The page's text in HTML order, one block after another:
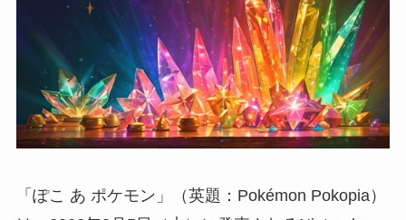
「ぽこ あ ポケモン」（英題：Pokémon Pokopia）